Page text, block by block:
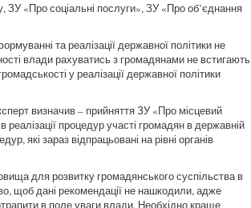
ЗУ «Про соціальні послуги», ЗУ «Про об’єднання
та реалізації державної політики не
влади рахуватись з громадянами не встигають
у реалізації державної політики
визначив – прийняття ЗУ «Про місцевий
процедур участі громадян в державній
які зараз відпрацьовані на рівні органів
для розвитку громадянського суспільства в
щоб дані рекомендації не нашкодили, адже
в поле уваги влади. Необхідно краще